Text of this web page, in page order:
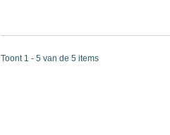
Toont 1 - 5 van de 5 items